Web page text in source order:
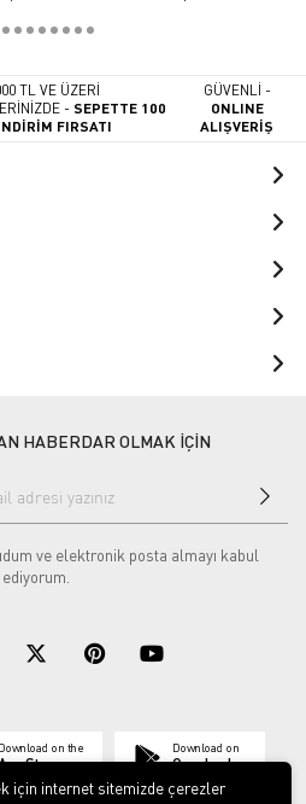
TL VE ÜZERİ
-SEPETTE 100
FIRSATI
GÜVENLİ -
ONLINE
ALIŞVERİŞ
HABERDAR OLMAK İÇİN
ve elektronik posta almayı kabul
ediyorum.
Download on the
Store
Download on
Google play
için internet sitemizde çerezler